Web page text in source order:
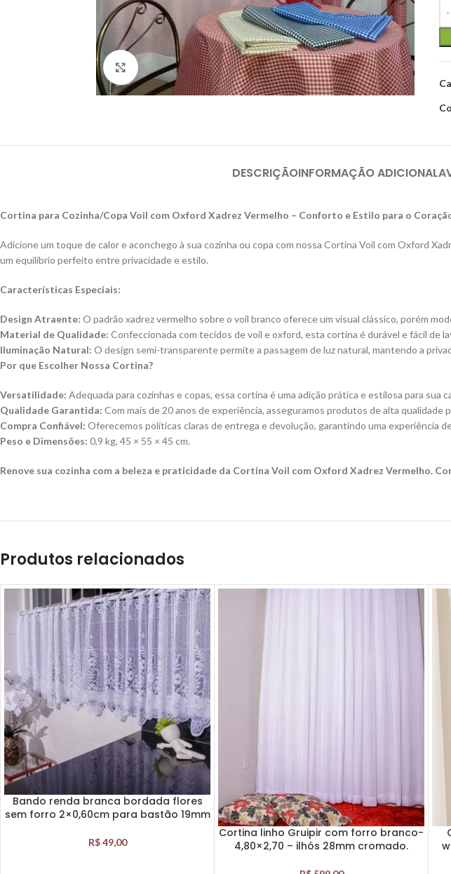
Clique para ampliar
DESCRIÇÃOINFORMAÇÃO ADICIONAL
Cortina para Cozinha/Copa Voil com Oxford Xadrez Vermelho – Conforto e Estilo para o
Adicione um toque de calor e aconchego à sua cozinha ou copa com nossa Cortina Voil com Oxford
um equilíbrio perfeito entre privacidade e estilo.
Características Especiais:
Design Atraente: O padrão xadrez vermelho sobre o voil branco oferece um visual clássico, porém
Material de Qualidade: Confeccionada com tecidos de voil e oxford, esta cortina é durável e fácil de
Iluminação Natural: O design semi-transparente permite a passagem de luz natural, mantendo a
Por que Escolher Nossa Cortina?
Versatilidade: Adequada para cozinhas e copas, essa cortina é uma adição prática e estilosa para sua
Qualidade Garantida: Com mais de 20 anos de experiência, asseguramos produtos de alta qualidade
Compra Confiável: Oferecemos políticas claras de entrega e devolução, garantindo uma experiência
Peso e Dimensões: 0,9 kg, 45 × 55 × 45 cm.
Renove sua cozinha com a beleza e praticidade da Cortina Voil com Oxford Xadrez Vermelho.
Produtos relacionados
Bando renda branca bordada flores
sem forro 2×0,60cm para bastão 19mm
R$49,00
Cortina linho Gruipir com forro branco-
4,80×2,70 – ilhós 28mm cromado.